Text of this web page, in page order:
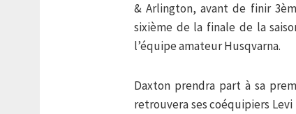
& Arlington, avant de finir
sixième de la finale de la
l’équipe amateur Husqvarna.
Daxton prendra part à sa
retrouvera ses coéquipiers